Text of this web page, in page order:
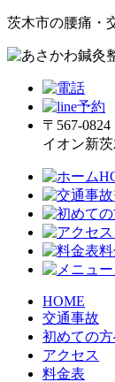
茨木市の腰痛・
〒567-
イオン新
HOME
交通事故
初めての
アクセス
料金表